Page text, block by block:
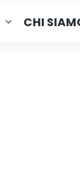
CHI